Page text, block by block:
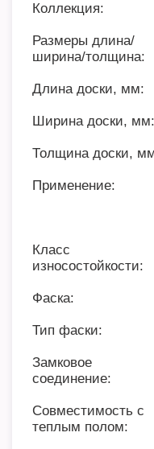
Коллекция:
Размеры длина/
ширина/толщина:
Длина доски, мм:
Ширина доски, мм:
Толщина доски,
Применение:
Класс
износостойкости:
Фаска:
Тип фаски:
Замковое
соединение:
Совместимость с
теплым полом: